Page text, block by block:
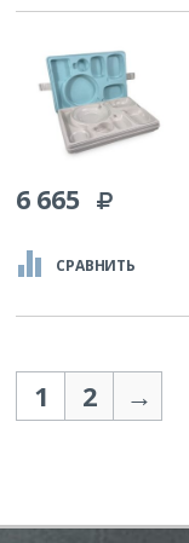
6 665
СРАВНИТЬ
1 2 →